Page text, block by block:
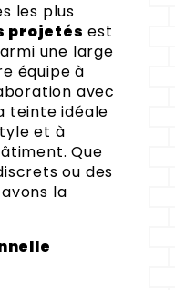
les plus
projetés est
une large
équipe à
avec
teinte idéale
et à
Que
ou des
la